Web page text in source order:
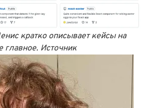
кратко описывает кейсы на
главное. Источник